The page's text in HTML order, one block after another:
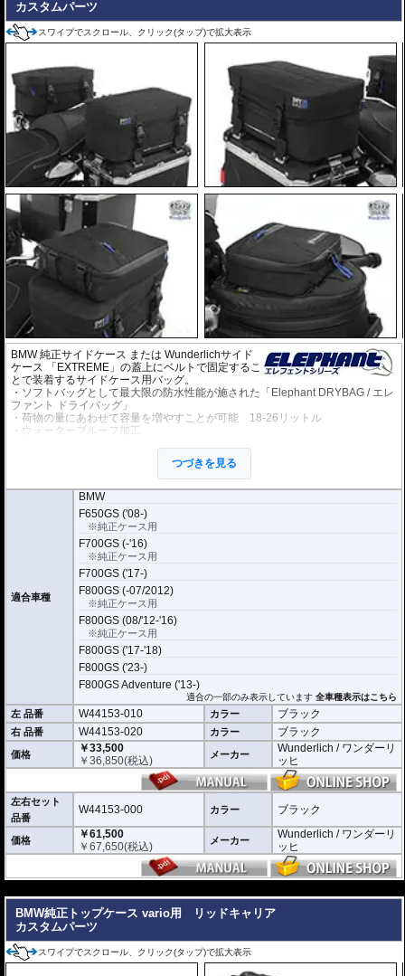
カスタムパーツ
スワイプでスクロール、クリック(タップ)で拡大表示
BMW 純正サイドケース または Wunderlichサイド
ケース 「EXTREME」の蓋上にベルトで固定するこ
とで装着するサイドケース用バッグ。
・ソフトバッグとして最大限の防水性能が施された「Elephant DRYBAG / エレ
ファント ドライバッグ」
・荷物の量にあわせて容量を増やすことが可能 18-26リットル
・ウォータープルーフ加工
・(完全防水を保証するものではありません)
・高さ：約21cm（拡張時：約28cm）
タンクバッグElephantに搭載可能な追加バッグなど
しております。
つづきを見る
適合車種
BMW
F650GS ('08-)
※純正ケース用
F700GS (-'16)
※純正ケース用
F700GS ('17-)
F800GS (-07/2012)
※純正ケース用
F800GS (08/'12-'16)
※純正ケース用
F800GS ('17-'18)
F800GS ('23-)
F800GS Adventure ('13-)
適合の一部のみ表示しています全車種表示はこちら
左 品番 W44153-010 カラー ブラック
右 品番 W44153-020 カラー ブラック
価格
￥33,500
￥36,850(税込) メーカー
Wunderlich / ワンダーリ
ッヒ
左右セット
品番
W44153-000 カラー ブラック
価格
￥61,500
￥67,650(税込) メーカー
Wunderlich / ワンダーリ
ッヒ
BMW純正トップケース vario用 リッドキャリア
カスタムパーツ
スワイプでスクロール、クリック(タップ)で拡大表示